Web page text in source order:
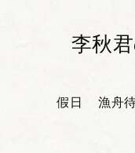
李秋
假日 漁舟